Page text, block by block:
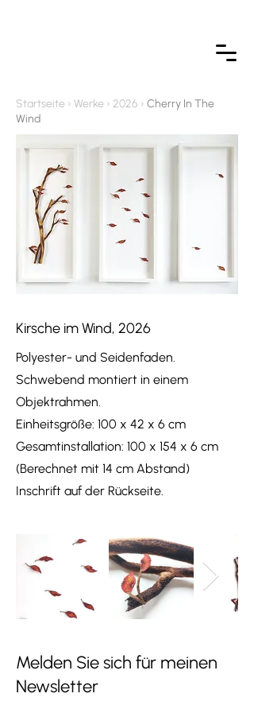
Startseite › Werke › 2026 › Cherry In The
Wind
Kirsche im Wind, 2026
Polyester- und Seidenfaden.
Schwebend montiert in einem
Objektrahmen.
Einheitsgröße: 100 x 42 x 6 cm
Gesamtinstallation: 100 x 154 x 6 cm
(Berechnet mit 14 cm Abstand)
Inschrift auf der Rückseite.
Melden Sie sich für meinen
Newsletter